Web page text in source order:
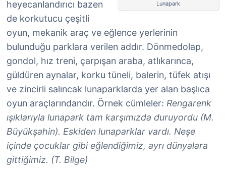
Lunapark
heyecanlandırıcı bazen
de korkutucu çeşitli
oyun, mekanik araç ve eğlence yerlerinin
bulunduğu parklara verilen addır. Dönmedolap,
gondol, hız treni, çarpışan araba, atlıkarınca,
güldüren aynalar, korku tüneli, balerin, tüfek atışı
ve zincirli salıncak lunaparklarda yer alan başlıca
oyun araçlarındandır. Örnek cümleler: Rengarenk
ışıklarıyla lunapark tam karşımızda duruyordu (M.
Büyükşahin). Eskiden lunaparklar vardı. Neşe
içinde çocuklar gibi eğlendiğimiz, ayrı dünyalara
gittiğimiz. (T. Bilge)